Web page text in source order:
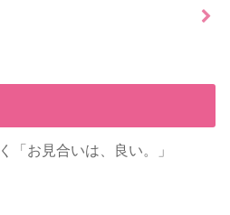
「お見合いは、良い。」